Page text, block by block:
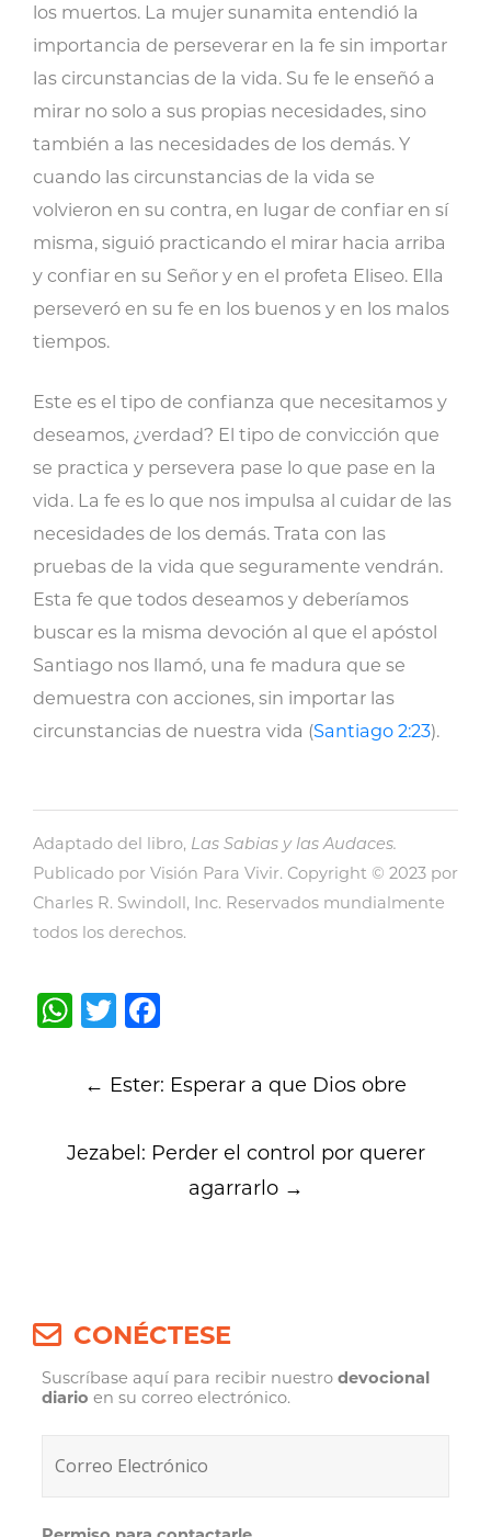
los muertos. La mujer sunamita entendió la
importancia de perseverar en la fe sin importar
las circunstancias de la vida. Su fe le enseñó a
mirar no solo a sus propias necesidades, sino
también a las necesidades de los demás. Y
cuando las circunstancias de la vida se
volvieron en su contra, en lugar de confiar en sí
misma, siguió practicando el mirar hacia arriba
y confiar en su Señor y en el profeta Eliseo. Ella
perseveró en su fe en los buenos y en los malos
tiempos.
Este es el tipo de confianza que necesitamos y
deseamos, ¿verdad? El tipo de convicción que
se practica y persevera pase lo que pase en la
vida. La fe es lo que nos impulsa al cuidar de las
necesidades de los demás. Trata con las
pruebas de la vida que seguramente vendrán.
Esta fe que todos deseamos y deberíamos
buscar es la misma devoción al que el apóstol
Santiago nos llamó, una fe madura que se
demuestra con acciones, sin importar las
circunstancias de nuestra vida (Santiago 2:23).
Adaptado del libro, Las Sabias y las Audaces.
Publicado por Visión Para Vivir. Copyright © 2023 por
Charles R. Swindoll, Inc. Reservados mundialmente
todos los derechos.
WhatsApp
Twitter
navigation
← Ester: Esperar a que Dios obre
Jezabel: Perder el control por querer
agarrarlo →
CONÉCTESE
Suscríbase aquí para recibir nuestrodevocional
diario en su correo electrónico.